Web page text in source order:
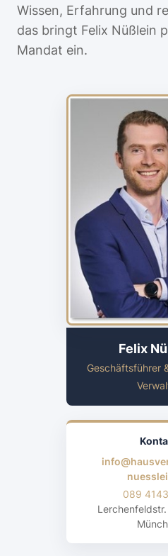
Wissen, Erfahrung und
das bringt Felix Nüßlein
Mandat ein.
Felix
Geschäftsführer
089